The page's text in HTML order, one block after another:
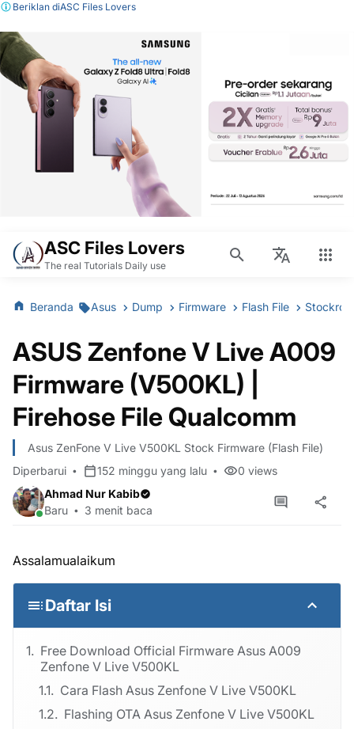
Beriklan diASC Files Lovers
ASC Files Lovers
The real Tutorials Daily use
Beranda Asus Dump Firmware Flash File
ASUS Zenfone V Live A009
Firmware (V500KL) |
Firehose File Qualcomm
Asus ZenFone V Live V500KL Stock Firmware (Flash File)
Diperbarui
152 minggu yang lalu 0 views
Ahmad Nur Kabib
Baru
3 menit baca
Assalamualaikum
Daftar Isi
Free Download Official Firmware Asus A009
Zenfone V Live V500KL
Cara Flash Asus Zenfone V Live V500KL
Flashing OTA Asus Zenfone V Live V500KL